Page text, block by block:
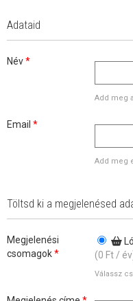
Adataid
Név*
Add meg
Email *
Add meg
Töltsd ki a megjelenésed
Megjelenési
csomagok*
(0 Ft /
Válassz